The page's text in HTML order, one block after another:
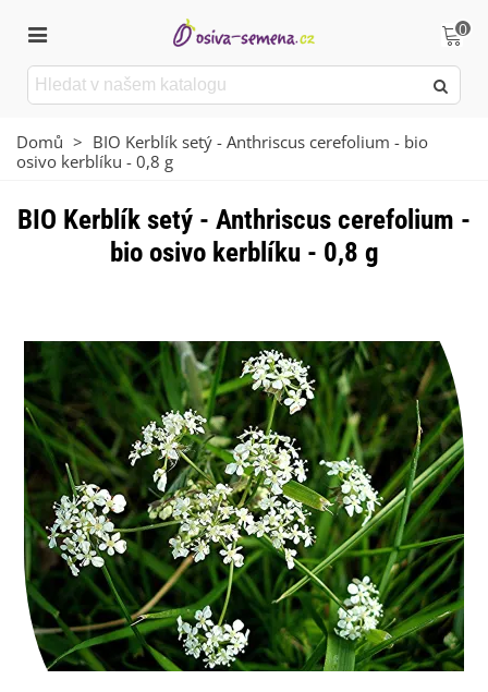
0
Domů > BIO Kerblík setý - Anthriscus cerefolium - bio
osivo kerblíku - 0,8 g
BIO Kerblík setý - Anthriscus cerefolium -
bio osivo kerblíku - 0,8 g